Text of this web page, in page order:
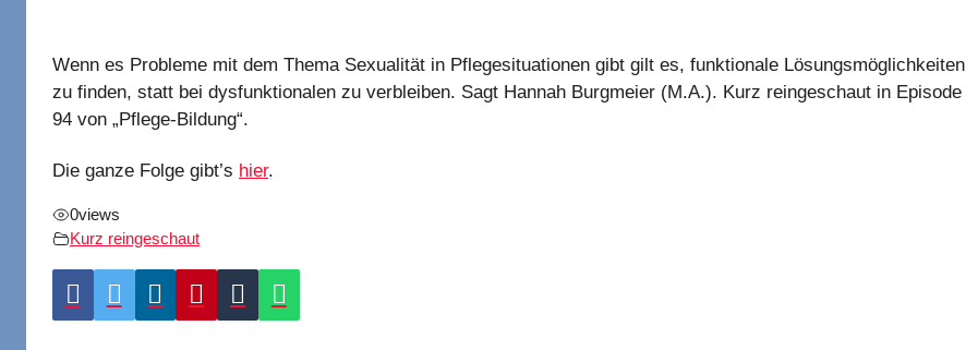
Wenn es Probleme mit dem Thema Sexualität in Pflegesituationen gibt gilt es, funktionale Lösungsmöglichkeiten
zu finden, statt bei dysfunktionalen zu verbleiben. Sagt Hannah Burgmeier (M.A.). Kurz reingeschaut in Episode
94 von „Pflege-Bildung“.
Die ganze Folge gibt’s hier.
0views
Kurz reingeschaut